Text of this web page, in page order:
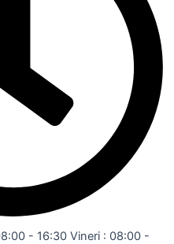
- 16:30 Vineri : 08:00 -